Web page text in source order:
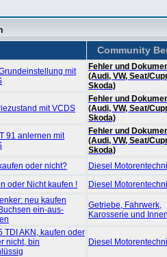
Community
mit
Fehler und
(Audi, VW, Seat/
Skoda)
mit VCDS
Fehler und
(Audi, VW, Seat/
Skoda)
91 anlernen mit
Fehler und
(Audi, VW, Seat/
Skoda)
oder nicht?
Diesel
oder Nicht kaufen !
Diesel
neu kaufen
ein-aus-
Getriebe, Fahrwerk,
Karosserie und
TDI AKN, kaufen oder
nicht, bin
Diesel